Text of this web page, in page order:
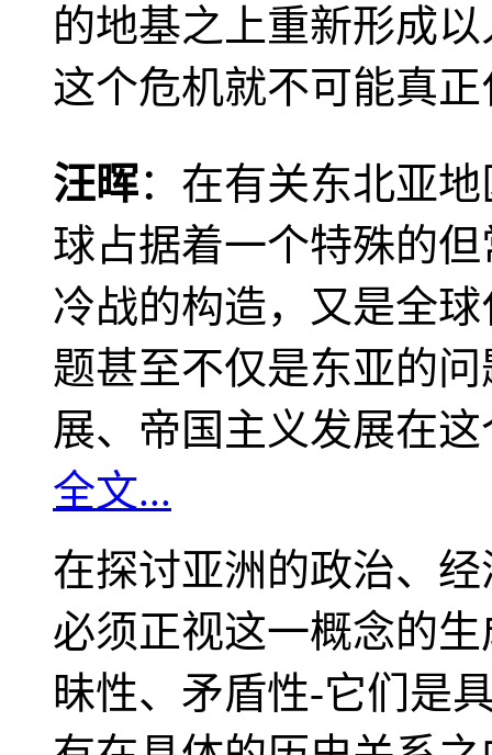
的地基之上重新形成
这个危机就不可能真
汪晖：在有关东北亚
球占据着一个特殊的
冷战的构造，又是全
题甚至不仅是东亚的
展、帝国主义发展在
全文...
在探讨亚洲的政治、
必须正视这一概念的
昧性、矛盾性-它们是